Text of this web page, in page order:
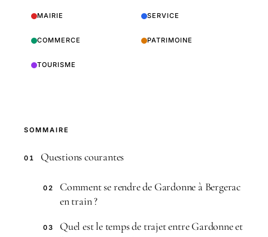
MAIRIE SERVICE
COMMERCE PATRIMOINE
TOURISME
SOMMAIRE
01 Questions courantes
02
Comment se rendre de Gardonne à Bergerac
en train ?
03
Quel est le temps de trajet entre Gardonne et